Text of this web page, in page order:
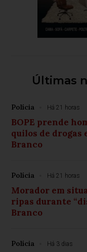
Últimas
Polícia Há 21 horas
BOPE prende
quilos de drogas
Branco
Polícia Há 21 horas
Morador em
ripas durante
Branco
Polícia Há 3 dias